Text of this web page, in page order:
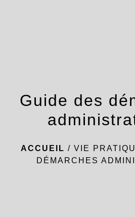
Guide des
ACCUEIL / VIE
DÉMARCHES